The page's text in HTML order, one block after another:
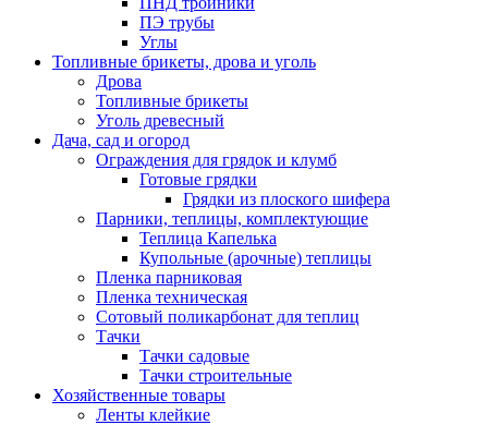
ПЭ трубы
Углы
Топливные брикеты, дрова и уголь
Дрова
Топливные брикеты
Уголь древесный
Дача, сад и огород
Ограждения для грядок и клумб
Готовые грядки
Грядки из плоского шифера
Парники, теплицы, комплектующие
Теплица Капелька
Купольные (арочные) теплицы
Пленка парниковая
Пленка техническая
Сотовый поликарбонат для теплиц
Тачки
Тачки садовые
Тачки строительные
Хозяйственные товары
Ленты клейкие